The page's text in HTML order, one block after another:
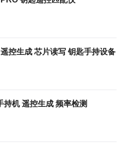
控生成 芯片读写 钥匙手持设备
持机 遥控生成 频率检测